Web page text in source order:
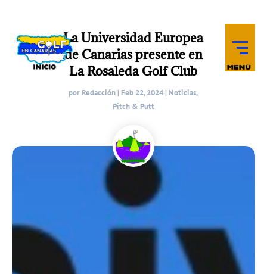
La Universidad Europea
de Canarias presente en
La Rosaleda Golf Club
por Redacción | Feb 22, 2024 | Noticias,
Pitch & Putt